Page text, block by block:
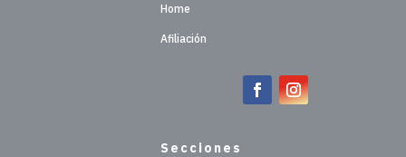
Home
Afiliación
Secciones